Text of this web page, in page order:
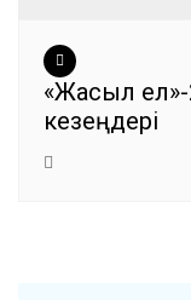
«Жасыл
кезеңдері